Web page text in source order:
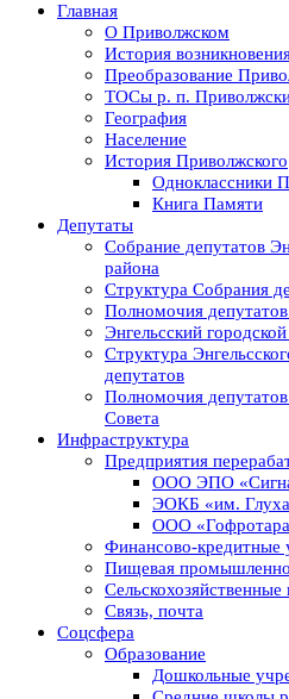
Главная
О Приволжском
История
Преобразование
ТОСы р. п.
География
Население
История Приволжского
Одноклассники
Книга Памяти
Депутаты
Собрание депутатов
района
Структура Собрания
Полномочия
Энгельсский
Структура
депутатов
Полномочия депутатов
Совета
Инфраструктура
Предприятия
ООО ЭПО
ЭОКБ «им.
ООО
Финансово-кредитные
Пищевая
Сельскохозяйственные
Связь, почта
Соцсфера
Образование
Дошкольные